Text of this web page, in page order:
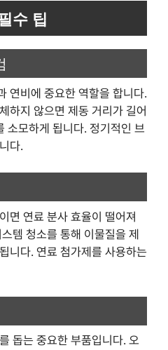
수 팁
연비에 중요한 역할을 합니다.
하지 않으면 제동 거리가 길어
소모하게 됩니다. 정기적인 브
다.
면 연료 분사 효율이 떨어져
템 청소를 통해 이물질을 제
니다. 연료 첨가제를 사용하는
돕는 중요한 부품입니다. 오